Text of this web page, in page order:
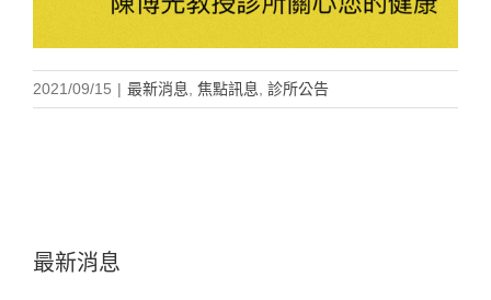
2021/09/15 | 最新消息 焦點訊息 診所公告
最新消息